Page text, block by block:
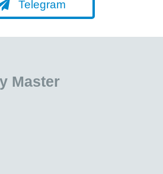
Telegram
Master